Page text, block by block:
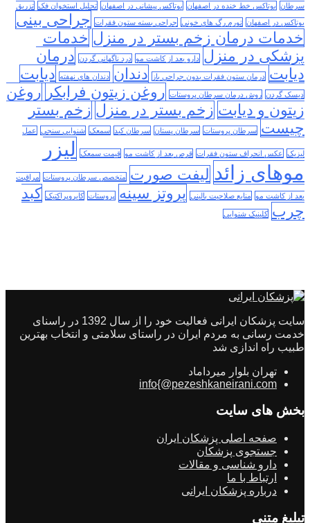
سرطان بوتاکس خط خنده در اصفهان بوتاکس پیشانی در اصفهان تحلیل استخوان فک تزریق
بوتاکس در اصفهان تورم رگ های خونی جراحی بسته ستون فقرات
جراحی بینی
خدمات درمان زخم بستر در منزل خدمات
پزشکی در منزل دارو بعد از کاشت مو درد ناگهانی گردن درمان
دیابت درمان ستون فقرات بدون جراحی باز دندان دندان های نهفته دیابت
دیسک گردن روش درمان سرطان پروستات روغن زیتون فرابکر روغن
زیتون و دیابت زخم بستر در منزل زخم بستر
چیست سرطان پروستات سرطان پستان سرطان کبد سمعک شنوایی سنجی عمل
لیزیک عکس انحراف ستون فقرات قرص بعد از کاشت مو قیمت سمعک
لیزر
موهای زائد لیفت صورت متخصص سرطان پروستات مراقبت
بعد از کاشت مو منابع صلاحیت بالینی پروتز سینه پروستات کایروپراکتیک کبد
چرب کلینیک شنوایی
سایت پزشکان ایرانی فعالیت خود را از سال 1392 در راسنای
خدمت رسانی به مردم ایران در راستای سلامتی و انتخاب بهترین
طبیب راه اندازی شد
تهران بلوار میرداماد
info{@pezeshkaneirani.com
بخش های سایت
صفحه اصلی پزشکان ایران
جستجوی پزشکان
دارو شناسی و مقالات
ارتباط با ما
درباره پزشکان ایرانی
تبلیغ متنی